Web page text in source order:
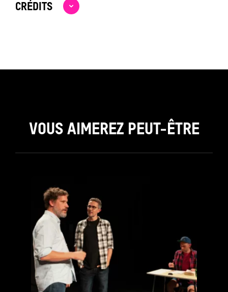
CRÉDITS
VOUS AIMEREZ PEUT-ÊTRE